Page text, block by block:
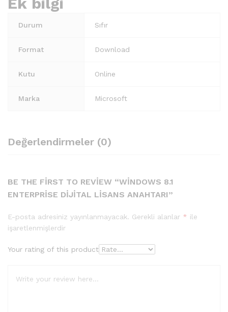
Durum Sıfır
Format Download
Kutu Online
Marka Microsoft
Değerlendirmeler (0)
BE THE FIRST TO REVIEW “WINDOWS 8.1
ENTERPRISE DIJITAL LISANS ANAHTARI”
E-posta adresiniz yayınlanmayacak. Gerekli alanlar * ile
işaretlenmişlerdir
Your rating of this product